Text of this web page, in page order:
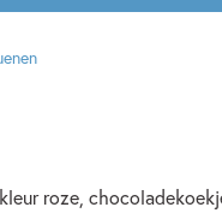
uitgevers
roze,